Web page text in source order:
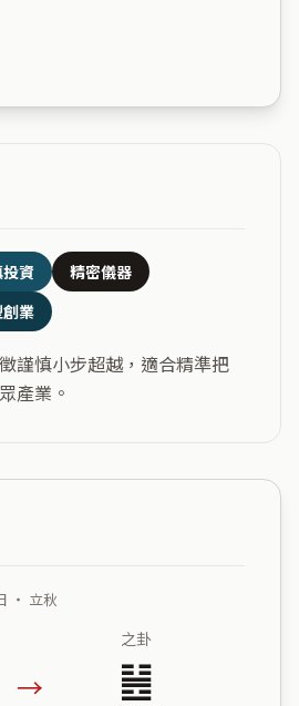
資
精密儀器
業
謹慎小步超越，適合精準把
產業。
・ 立秋
→
之卦
䷶